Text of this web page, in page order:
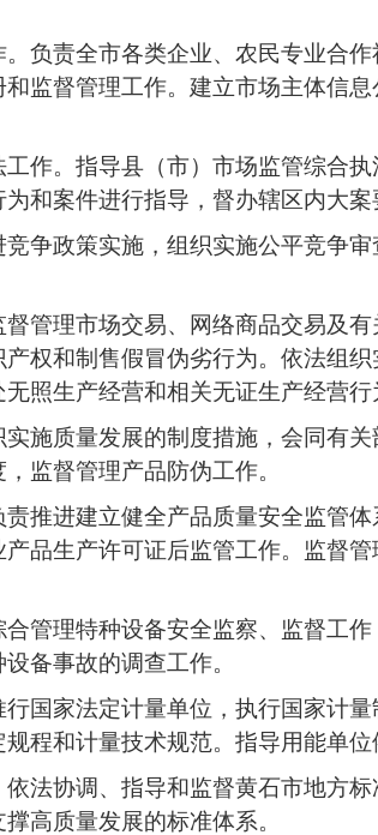
负责全市各类企业、农民专业合
监督管理工作。建立市场主体信
工作。指导县（市）市场监管综合
和案件进行指导，督办辖区内大
竞争政策实施，组织实施公平竞争
督管理市场交易、网络商品交易及
权和制售假冒伪劣行为。依法组
照生产经营和相关无证生产经营
实施质量发展的制度措施，会同有
监督管理产品防伪工作。
责推进建立健全产品质量安全监管
品生产许可证后监管工作。监督
合管理特种设备安全监察、监督工
备事故的调查工作。
行国家法定计量单位，执行国家计
程和计量技术规范。指导用能单位
依法协调、指导和监督黄石市地方
高质量发展的标准体系。